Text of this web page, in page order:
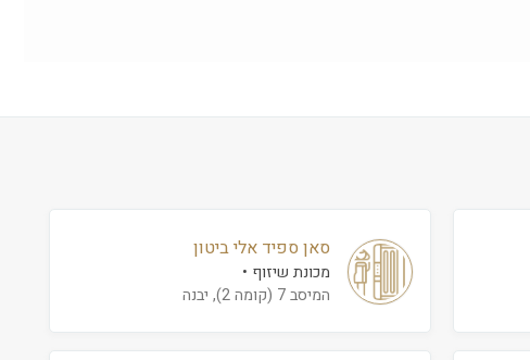
סאן ספיד אלי ביטון
מכונת שיזוף
המיסב 7 (קומה 2), יבנה